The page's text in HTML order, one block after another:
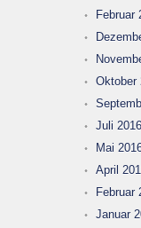
Februar
Oktober
Juli 2016
Mai
April
Februar
Januar